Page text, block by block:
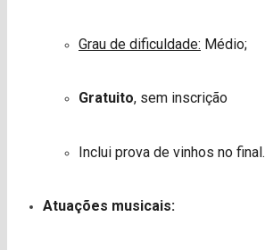
Grau de dificuldade: Médio;
Gratuito, sem inscrição
Inclui prova de vinhos no final.
Atuações musicais: